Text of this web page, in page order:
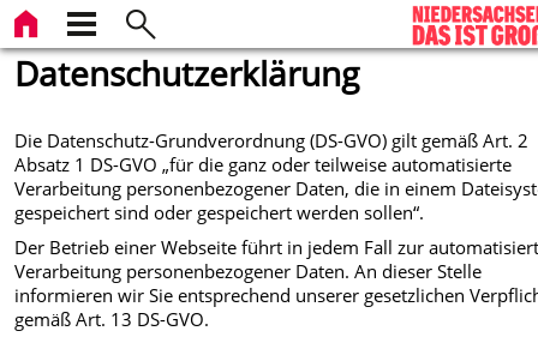
Datenschutzerklärung
Die Datenschutz-Grundverordnung (DS-GVO) gilt gemäß Art. 2
Absatz 1 DS-GVO „für die ganz oder teilweise automatisierte
Verarbeitung personenbezogener Daten, die in einem
gespeichert sind oder gespeichert werden sollen“.
Der Betrieb einer Webseite führt in jedem Fall zur
Verarbeitung personenbezogener Daten. An dieser Stelle
informieren wir Sie entsprechend unserer gesetzlichen
gemäß Art. 13 DS-GVO.